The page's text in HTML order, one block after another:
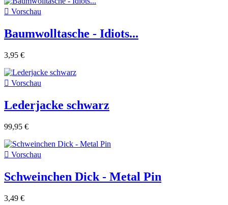
 Vorschau
Baumwolltasche - Idiots...
3,95 €
 Vorschau
Lederjacke schwarz
99,95 €
 Vorschau
Schweinchen Dick - Metal Pin
3,49 €